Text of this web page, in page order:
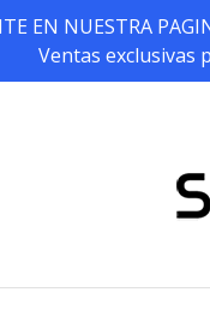
EN NUESTRA
Ventas exclusivas